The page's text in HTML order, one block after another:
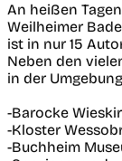
An heißen
Weilheimer
ist in nur 15
Neben den
in der
-Barocke
-Kloster
-Buchheim